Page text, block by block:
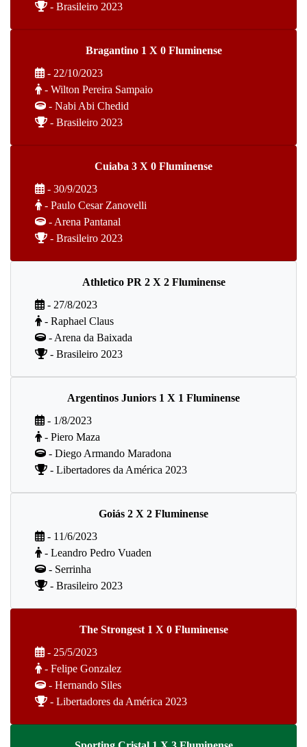
- Brasileiro 2023
Bragantino 1 X 0 Fluminense
- 22/10/2023
- Wilton Pereira Sampaio
- Nabi Abi Chedid
- Brasileiro 2023
Cuiaba 3 X 0 Fluminense
- 30/9/2023
- Paulo Cesar Zanovelli
- Arena Pantanal
- Brasileiro 2023
Athletico PR 2 X 2 Fluminense
- 27/8/2023
- Raphael Claus
- Arena da Baixada
- Brasileiro 2023
Argentinos Juniors 1 X 1 Fluminense
- 1/8/2023
- Piero Maza
- Diego Armando Maradona
- Libertadores da América 2023
Goiás 2 X 2 Fluminense
- 11/6/2023
- Leandro Pedro Vuaden
- Serrinha
- Brasileiro 2023
The Strongest 1 X 0 Fluminense
- 25/5/2023
- Felipe Gonzalez
- Hernando Siles
- Libertadores da América 2023